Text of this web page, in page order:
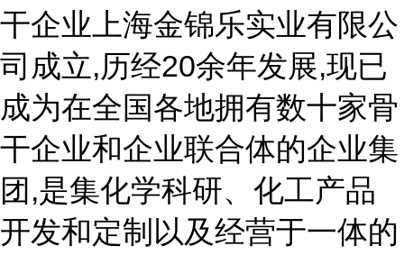
干企业上海金锦乐实业有限公
司成立,历经20余年发展,现已
成为在全国各地拥有数十家骨
干企业和企业联合体的企业集
团,是集化学科研、化工产品
开发和定制以及经营于一体的